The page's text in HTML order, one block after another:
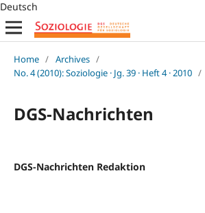
Deutsch
Home / Archives /
No. 4 (2010): Soziologie · Jg. 39 · Heft 4 · 2010 /
DGS-Nachrichten
DGS-Nachrichten Redaktion